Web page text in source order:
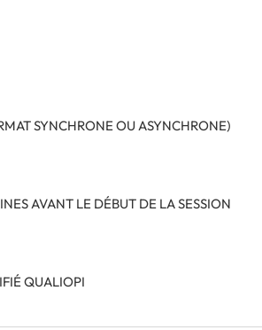
SYNCHRONE OU ASYNCHRONE)
AVANT LE DÉBUT DE LA SESSION
QUALIOPI